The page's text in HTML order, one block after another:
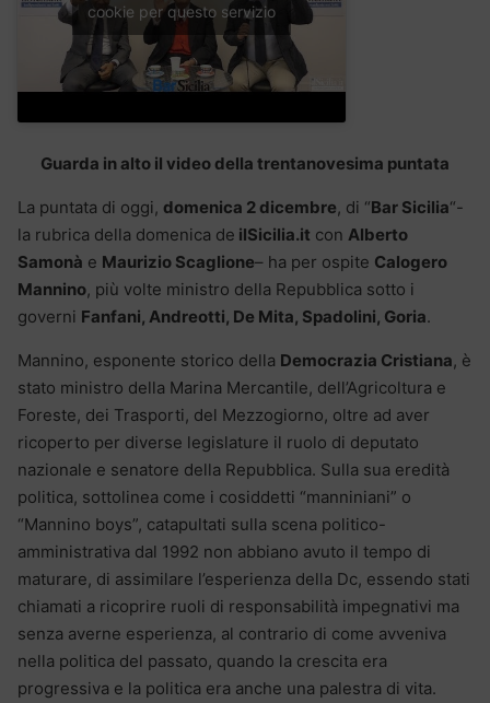
cookie per questo servizio
Guarda in alto il video della trentanovesima puntata
La puntata di oggi, domenica 2 dicembre, di “Bar Sicilia“-
la rubrica della domenica de ilSicilia.it con Alberto
Samonà e Maurizio Scaglione– ha per ospite Calogero
Mannino, più volte ministro della Repubblica sotto i
governi Fanfani, Andreotti, De Mita, Spadolini, Goria.
Mannino, esponente storico della Democrazia Cristiana, è
stato ministro della Marina Mercantile, dell’Agricoltura e
Foreste, dei Trasporti, del Mezzogiorno, oltre ad aver
ricoperto per diverse legislature il ruolo di deputato
nazionale e senatore della Repubblica. Sulla sua eredità
politica, sottolinea come i cosiddetti “manniniani” o
“Mannino boys”, catapultati sulla scena politico-
amministrativa dal 1992 non abbiano avuto il tempo di
maturare, di assimilare l’esperienza della Dc, essendo stati
chiamati a ricoprire ruoli di responsabilità impegnativi ma
senza averne esperienza, al contrario di come avveniva
nella politica del passato, quando la crescita era
progressiva e la politica era anche una palestra di vita.